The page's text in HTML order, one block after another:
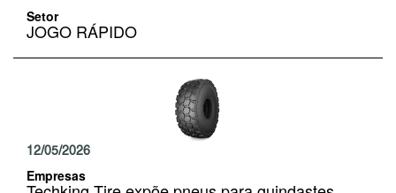
Setor
JOGO RÁPIDO
12/05/2026
Empresas